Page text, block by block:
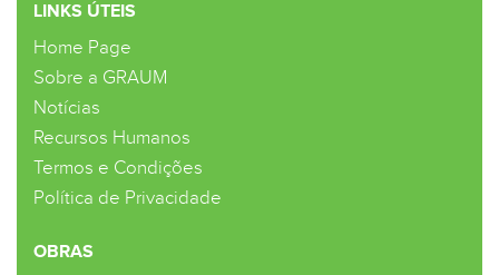
LINKS ÚTEIS
Home Page
Sobre a GRAUM
Notícias
Recursos Humanos
Termos e Condições
Política de Privacidade
OBRAS